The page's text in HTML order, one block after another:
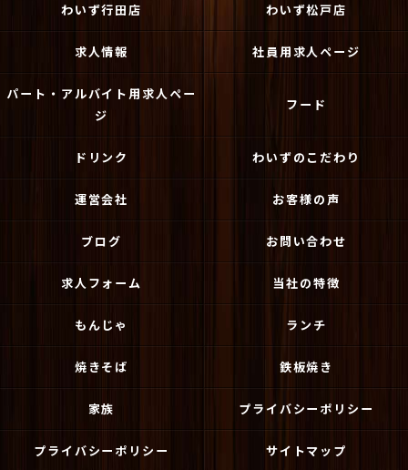
わいず行田店 わいず松戸店
求人情報 社員用求人ページ
パート・アルバイト用求人ペー
ジ
フード
ドリンク わいずのこだわり
運営会社 お客様の声
ブログ お問い合わせ
求人フォーム 当社の特徴
もんじゃ ランチ
焼きそば 鉄板焼き
家族 プライバシーポリシー
プライバシーポリシー サイトマップ